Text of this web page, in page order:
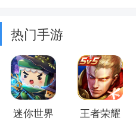
热门手游
迷你世界 王者荣耀